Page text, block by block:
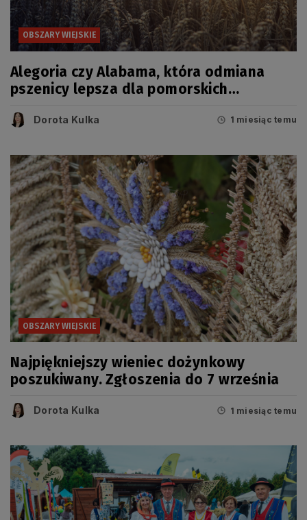
OBSZARY WIEJSKIE
Alegoria czy Alabama, która odmiana
pszenicy lepsza dla pomorskich
Dorota Kulka 1 miesiąc temu
OBSZARY WIEJSKIE
Najpiękniejszy wieniec dożynkowy
poszukiwany. Zgłoszenia do 7 września
Dorota Kulka 1 miesiąc temu